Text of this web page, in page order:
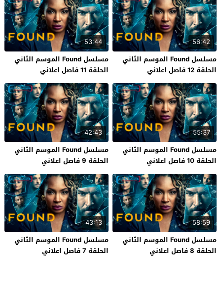
56:42
مسلسل Found الموسم الثاني
الحلقة 12 فاصل اعلاني
53:44
مسلسل Found الموسم الثاني
الحلقة 11 فاصل اعلاني
55:37
مسلسل Found الموسم الثاني
الحلقة 10 فاصل اعلاني
42:43
مسلسل Found الموسم الثاني
الحلقة 9 فاصل اعلاني
58:59
مسلسل Found الموسم الثاني
الحلقة 8 فاصل اعلاني
43:13
مسلسل Found الموسم الثاني
الحلقة 7 فاصل اعلاني